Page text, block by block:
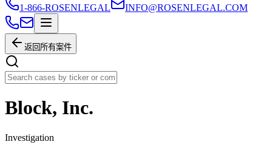
1-866-ROSENLEGAL INFO@ROSENLEGAL.COM
返回所有案件
Block, Inc.
Investigation